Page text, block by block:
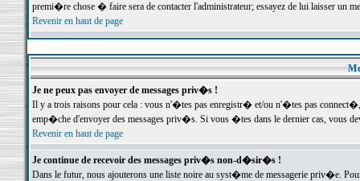
premi�re chose � faire sera de contacter l'administrateur; essayez de lui laisser un
Revenir en haut de page
Je ne peux pas envoyer de messages priv�s !
Il y a trois raisons pour cela : vous n'�tes pas enregistr� et/ou n'�tes pas
emp�che d'envoyer des messages priv�s. Si vous �tes dans le dernier cas, vous
Revenir en haut de page
Je continue de recevoir des messages priv�s non-d�sir�s !
Dans le futur, nous ajouterons une liste noire au syst�me de messagerie priv�e.